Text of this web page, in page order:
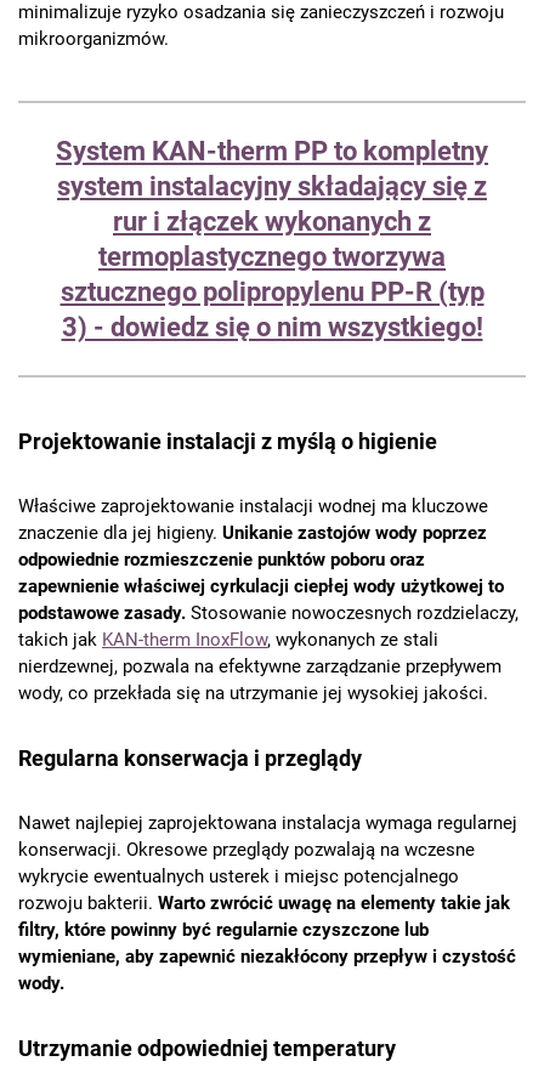
minimalizuje ryzyko osadzania się zanieczyszczeń i rozwoju
mikroorganizmów.
System KAN-therm PP to kompletny
system instalacyjny składający się z
rur i złączek wykonanych z
termoplastycznego tworzywa
sztucznego polipropylenu PP-R (typ
3) - dowiedz się o nim wszystkiego!
Projektowanie instalacji z myślą o higienie
Właściwe zaprojektowanie instalacji wodnej ma kluczowe
znaczenie dla jej higieny. Unikanie zastojów wody poprzez
odpowiednie rozmieszczenie punktów poboru oraz
zapewnienie właściwej cyrkulacji ciepłej wody użytkowej to
podstawowe zasady. Stosowanie nowoczesnych rozdzielaczy,
takich jak KAN-therm InoxFlow, wykonanych ze stali
nierdzewnej, pozwala na efektywne zarządzanie przepływem
wody, co przekłada się na utrzymanie jej wysokiej jakości.
Regularna konserwacja i przeglądy
Nawet najlepiej zaprojektowana instalacja wymaga regularnej
konserwacji. Okresowe przeglądy pozwalają na wczesne
wykrycie ewentualnych usterek i miejsc potencjalnego
rozwoju bakterii. Warto zwrócić uwagę na elementy takie jak
filtry, które powinny być regularnie czyszczone lub
wymieniane, aby zapewnić niezakłócony przepływ i czystość
wody.
Utrzymanie odpowiedniej temperatury